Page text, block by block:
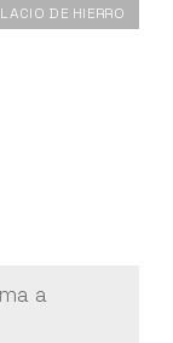
a
DE HIERRO